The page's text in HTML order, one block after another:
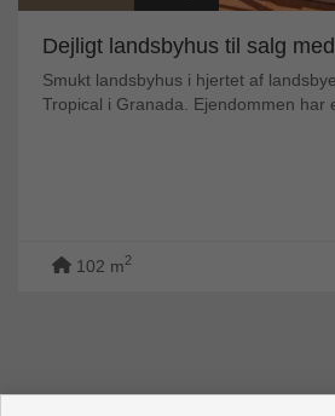
Dejligt landsbyhus til salg
Smukt landsbyhus i hjertet af
Tropical i Granada. Ejendommen har
102 m2